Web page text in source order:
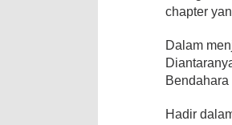
chapter
Dalam
Bendahara
Hadir